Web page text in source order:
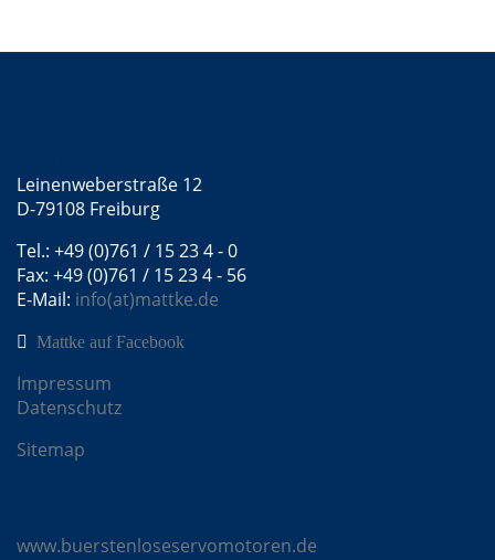
Leinenweberstraße 12
D-79108 Freiburg
Tel.: +49 (0)761 / 15 23 4 - 0
Fax: +49 (0)761 / 15 23 4 - 56
E-Mail: info(at)mattke.de
Mattke auf Facebook
Impressum
Datenschutz
Sitemap
www.buerstenloseservomotoren.de